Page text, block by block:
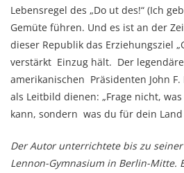
Lebensregel des „Do ut des!“ (Ich
Gemüte führen. Und es ist an der
dieser Republik das Erziehungsziel
verstärkt Einzug hält. Der legendäre
amerikanischen Präsidenten John
als Leitbild dienen: „Frage nicht,
kann, sondern was du für dein
Der Autor unterrichtete bis zu
Lennon-Gymnasium in Berlin-Mitte.